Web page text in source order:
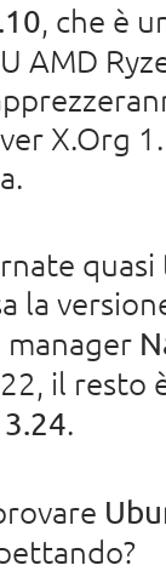
, che è
AMD
X.Org
la
manager
il resto
.